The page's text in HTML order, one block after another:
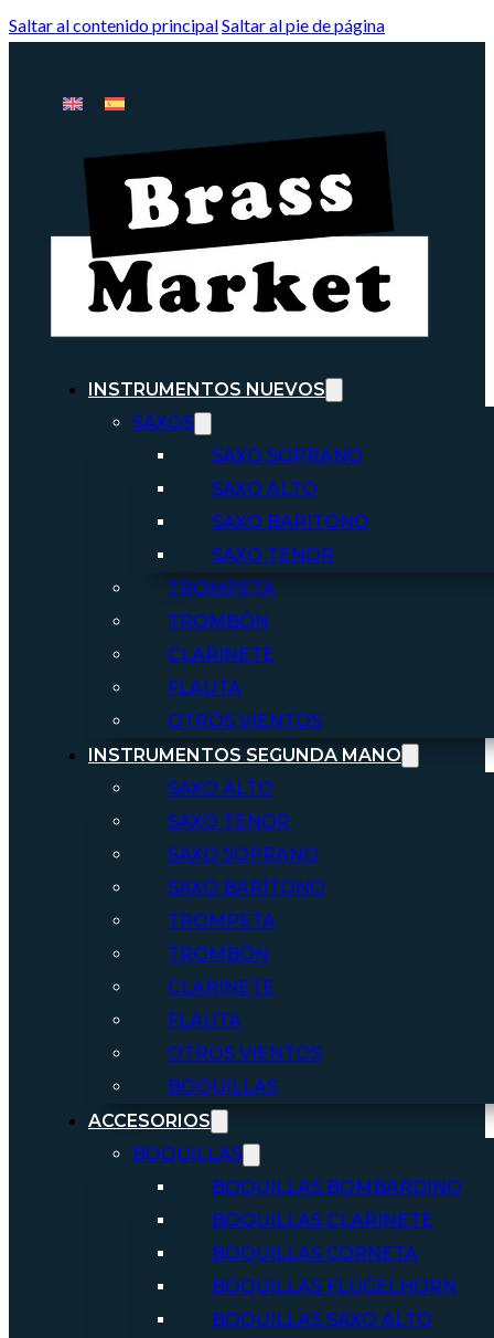
Saltar al contenido principalSaltar al pie de página
INSTRUMENTOS NUEVOS
SAXOS
SAXO SOPRANO
SAXO ALTO
SAXO BARITONO
SAXO TENOR
TROMPETA
TROMBÓN
CLARINETE
FLAUTA
OTROS VIENTOS
INSTRUMENTOS SEGUNDA MANO
SAXO ALTO
SAXO TENOR
SAXO SOPRANO
SAXO BARÍTONO
TROMPETA
TROMBÓN
CLARINETE
FLAUTA
OTROS VIENTOS
BOQUILLAS
ACCESORIOS
BOQUILLAS
BOQUILLAS BOMBARDINO
BOQUILLAS CLARINETE
BOQUILLAS CORNETA
BOQUILLAS FLUGELHORN
BOQUILLAS SAXO ALTO